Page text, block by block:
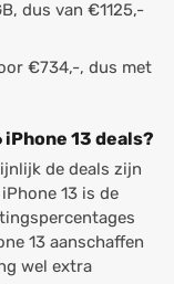
dus van €1125,-
€734,-, dus met
13 deals?
de deals zijn
13 is de
13 aanschaffen
wel extra